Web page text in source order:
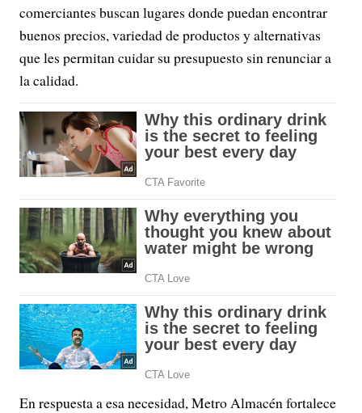
comerciantes buscan lugares donde puedan encontrar
buenos precios, variedad de productos y alternativas
que les permitan cuidar su presupuesto sin renunciar a
la calidad.
En respuesta a esa necesidad, Metro Almacén fortalece